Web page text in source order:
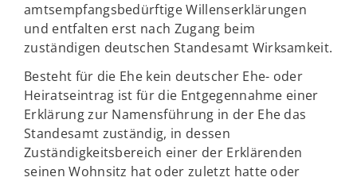
amtsempfangsbedürftige Willenserklärungen
und entfalten erst nach Zugang beim
zuständigen deutschen Standesamt Wirksamkeit.
Besteht für die Ehe kein deutscher Ehe- oder
Heiratseintrag ist für die Entgegennahme einer
Erklärung zur Namensführung in der Ehe das
Standesamt zuständig, in dessen
Zuständigkeitsbereich einer der Erklärenden
seinen Wohnsitz hat oder zuletzt hatte oder